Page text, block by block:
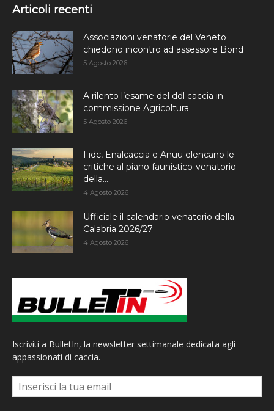
Articoli recenti
Associazioni venatorie del Veneto
chiedono incontro ad assessore Bond
5 Agosto 2026
A rilento l’esame del ddl caccia in
commissione Agricoltura
5 Agosto 2026
Fidc, Enalcaccia e Anuu elencano le
critiche al piano faunistico-venatorio
della...
4 Agosto 2026
Ufficiale il calendario venatorio della
Calabria 2026/27
4 Agosto 2026
Iscriviti a BulletIn, la newsletter settimanale dedicata agli
appassionati di caccia.